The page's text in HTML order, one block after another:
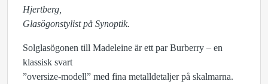
Hjertberg,
Glasögonstylist på Synoptik.
Solglasögonen till Madeleine är ett par Burberry – en
klassisk svart
”oversize-modell” med fina metalldetaljer på skalmarna.